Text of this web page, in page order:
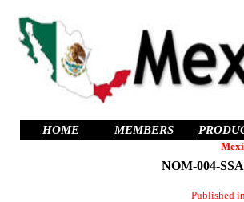
HOME MEMBERS
NOM-004-
Published